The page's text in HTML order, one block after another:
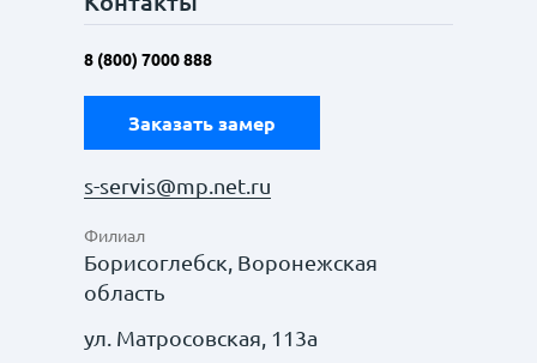
8 (800) 7000 888
Заказать замер
s-servis@mp.net.ru
Филиал
Борисоглебск, Воронежская
область
ул. Матросовская, 113а